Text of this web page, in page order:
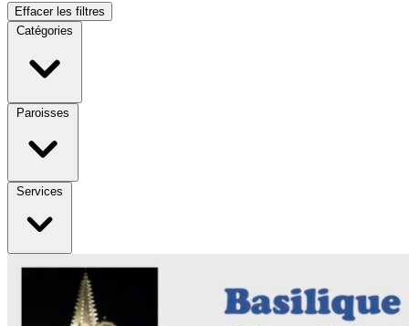
Effacer les filtres
Catégories
Paroisses
Services